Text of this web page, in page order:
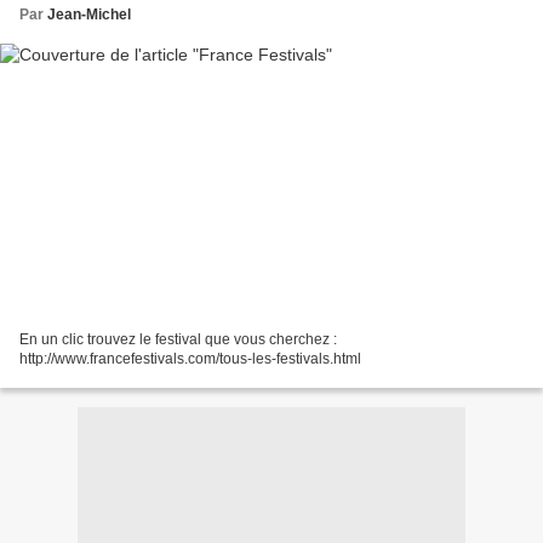
Par Jean-Michel
En un clic trouvez le festival que vous cherchez :
http://www.francefestivals.com/tous-les-festivals.html